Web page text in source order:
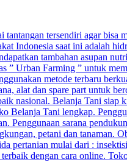
tersendiri agar
Indonesia saat ini adalah
tambahan asupan
Urban Farming ” untuk
metode terbaru
alat dan spare part untuk
nasional. Belanja Tani siap
Belanja Tani lengkap.
Penggunaan sarana
petani dan tanaman.
pertanian mulai dari :
dengan cara online.